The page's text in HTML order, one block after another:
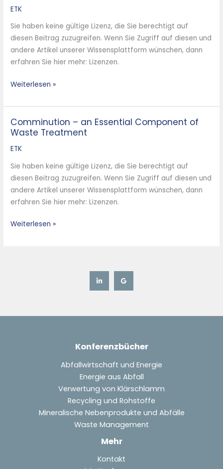
ETK
Sie haben keine gültige Lizenz, die Sie berechtigt auf
diesen Beitrag zuzugreifen. Wenn Sie Zugriff auf diesen und
andere Artikel unserer Wissensplattform wünschen, dann
erfahren Sie hier mehr: Lizenzen.
ein
Bestandteil
der
Abfallbehandlung
Weiterlesen »
Comminution – an Essential Component of
Waste Treatment
ETK
Sie haben keine gültige Lizenz, die Sie berechtigt auf
diesen Beitrag zuzugreifen. Wenn Sie Zugriff auf diesen und
andere Artikel unserer Wissensplattform wünschen, dann
erfahren Sie hier mehr: Lizenzen.
Comminution
–
an
Component
of
Waste
Treatment
Weiterlesen »
Konferenzbücher
Abfallwirtschaft und Energie
Energie aus Abfall
Verwertung von Klärschlamm
Recycling und Rohstoffe
Mineralische Nebenprodukte und Abfälle
Waste Management
Mehr
Kontakt